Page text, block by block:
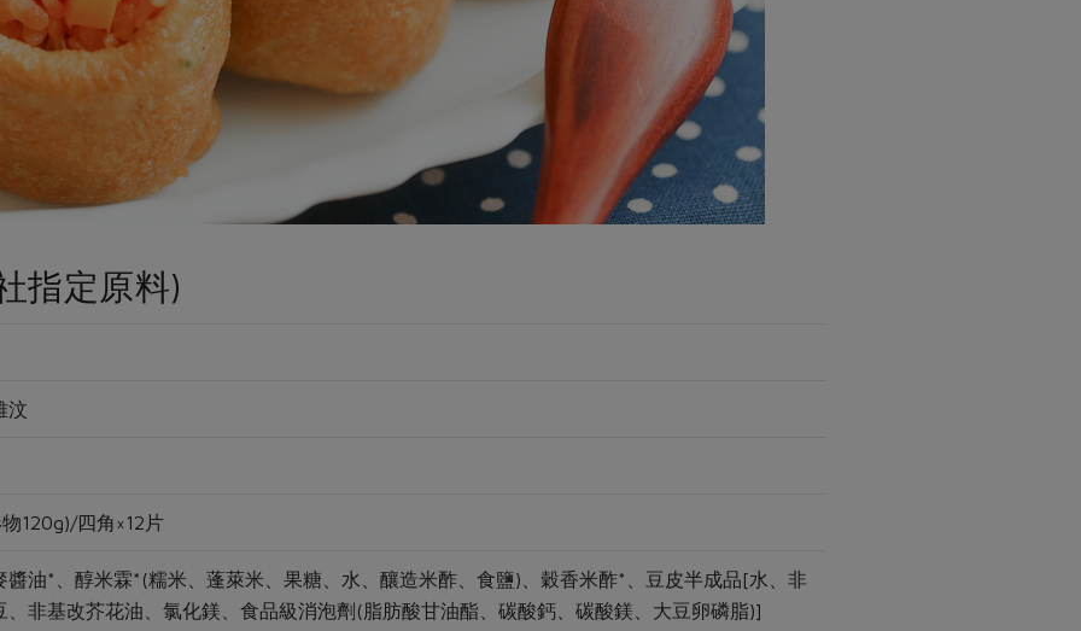
指定原料)
汶
120g)/四角×12片
醬油*、醇米霖*(糯米、蓬萊米、果糖、水、釀造米酢、食鹽)、穀香米酢*、豆皮半成品[水、非
、非基改芥花油、氯化鎂、食品級消泡劑(脂肪酸甘油酯、碳酸鈣、碳酸鎂、大豆卵磷脂)]